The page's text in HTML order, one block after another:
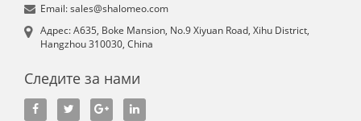
Email: sales@shalomeo.com
Aдрес: A635, Boke Mansion, No.9 Xiyuan Road, Xihu District,
Hangzhou 310030, China
Следите за нами